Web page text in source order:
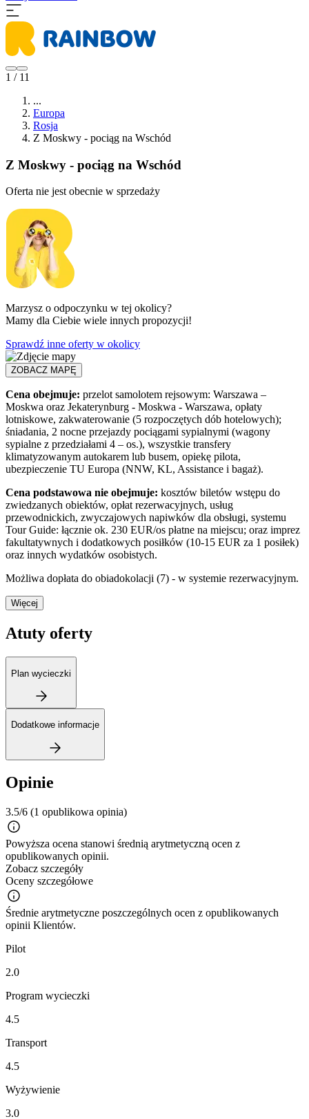
1 / 11
...
Europa
Rosja
Z Moskwy - pociąg na Wschód
Z Moskwy - pociąg na Wschód
Oferta nie jest obecnie w sprzedaży
Marzysz o odpoczynku w tej okolicy?
Mamy dla Ciebie wiele innych propozycji!
Sprawdź inne oferty w okolicy
ZOBACZ MAPĘ
Cena obejmuje: przelot samolotem rejsowym: Warszawa –
Moskwa oraz Jekaterynburg - Moskwa - Warszawa, opłaty
lotniskowe, zakwaterowanie (5 rozpoczętych dób hotelowych);
śniadania, 2 nocne przejazdy pociągami sypialnymi (wagony
sypialne z przedziałami 4 – os.), wszystkie transfery
klimatyzowanym autokarem lub busem, opiekę pilota,
ubezpieczenie TU Europa (NNW, KL, Assistance i bagaż).
Cena podstawowa nie obejmuje: kosztów biletów wstępu do
zwiedzanych obiektów, opłat rezerwacyjnych, usług
przewodnickich, zwyczajowych napiwków dla obsługi, systemu
Tour Guide: łącznie ok. 230 EUR/os płatne na miejscu; oraz imprez
fakultatywnych i dodatkowych posiłków (10-15 EUR za 1 posiłek)
oraz innych wydatków osobistych.
Możliwa dopłata do obiadokolacji (7) - w systemie rezerwacyjnym.
Więcej
Atuty oferty
Plan wycieczki
Dodatkowe informacje
Opinie
3.5/6 (1 opublikowa opinia)
Powyższa ocena stanowi średnią arytmetyczną ocen z
opublikowanych opinii.
Zobacz szczegóły
Oceny szczegółowe
Średnie arytmetyczne poszczególnych ocen z opublikowanych
opinii Klientów.
Pilot
2.0
Program wycieczki
4.5
Transport
4.5
Wyżywienie
3.0